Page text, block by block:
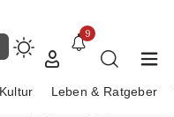
9
Kultur Leben & Ratgeber